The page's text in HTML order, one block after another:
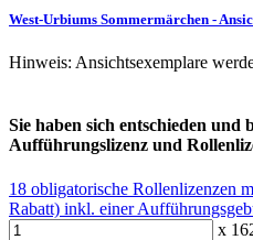
West-Urbiums Sommermärchen -
Hinweis: Ansichtsexemplare
Sie haben sich entschieden und
Aufführungslizenz und
18 obligatorische Rollenlizenzen
Rabatt) inkl. einer
x